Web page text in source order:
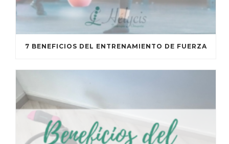
7 BENEFICIOS DEL ENTRENAMIENTO DE FUERZA